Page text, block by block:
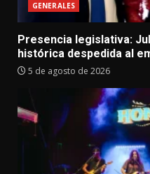
GENERALES
Presencia legislativa:
histórica despedida al
5 de agosto de 2026